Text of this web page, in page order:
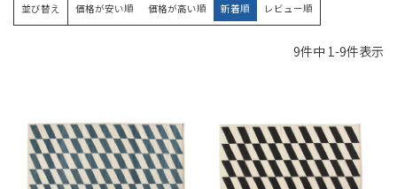
並び替え 価格が安い順 価格が高い順 新着順 レビュー順
9件中 1 -9件表示